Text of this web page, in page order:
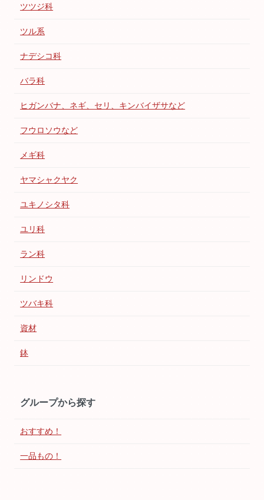
ツツジ科
ツル系
ナデシコ科
バラ科
ヒガンバナ、ネギ、セリ、キンバイザサなど
フウロソウなど
メギ科
ヤマシャクヤク
ユキノシタ科
ユリ科
ラン科
リンドウ
ツバキ科
資材
鉢
グループから探す
おすすめ！
一品もの！